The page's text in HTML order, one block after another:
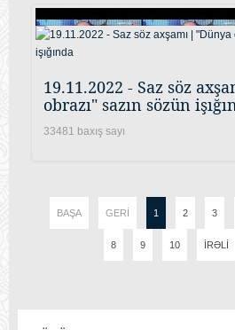
19.11.2022 - Saz söz
obrazı" sazın sözün
33481 baxış sayı
BAŞA GERI 1 2 3
8 9 10 İRƏLI